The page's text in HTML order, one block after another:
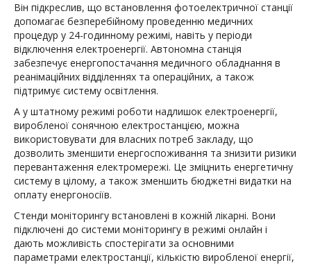
Він підкреслив, що встановлення фотоелектричної станції
допомагає безперебійному проведенню медичних
процедур у 24-годинному режимі, навіть у періоди
відключення електроенергії. Автономна станція
забезпечує енергопостачання медичного обладнання в
реанімаційних відділеннях та операційних, а також
підтримує систему освітлення.
А у штатному режимі роботи надлишок електроенергії,
виробленої сонячною електростанцією, можна
використовувати для власних потреб закладу, що
дозволить зменшити енергоспоживання та знизити ризики
перевантаження електромережі. Це зміцнить енергетичну
систему в цілому, а також зменшить бюджетні видатки на
оплату енергоносіїв.
Стенди моніторингу встановлені в кожній лікарні. Вони
підключені до системи моніторингу в режимі онлайн і
дають можливість спостерігати за основними
параметрами електростанції, кількістю виробленої енергії,